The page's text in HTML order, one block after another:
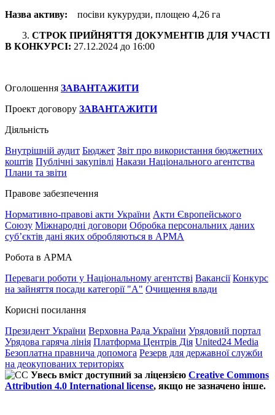
Назва активу:
посіви кукурудзи, площею 4,26 га
3. СТРОК ПРИЙНЯТТЯ ДОКУМЕНТІВ ДЛЯ УЧАСТІ
В КОНКУРСІ: 27.12.2024 до 16:00
Оголошення ЗАВАНТАЖИТИ
Проект договору ЗАВАНТАЖИТИ
Діяльність
Внутрішній аудит Бюджет Звіт про використання бюджетних
коштів Публічні закупівлі Накази Національного агентства
Плани та звіти
Правове забезпечення
Нормативно-правові акти України Акти Європейського
Союзу Міжнародні договори Обробка персональних даних
субʼєктів дані яких обробляються в АРМА
Робота в АРМА
Переваги роботи у Національному агентстві Вакансії Конкурс
на зайняття посади категорії "А" Очищення влади
Корисні посилання
Президент України Верховна Рада України Урядовий портал
Урядова гаряча лінія Платформа Центрів Дія United24 Media
Безоплатна правнича допомога Резерв для державної служби
на деокупованих територіях
Увесь вміст доступний за ліцензією Creative Commons
Attribution 4.0 International license, якщо не зазначено інше.